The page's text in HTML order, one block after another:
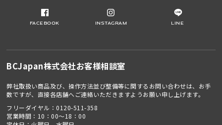
Facebook Instagram LINE
BCJapan株式会社お客様相談室
弊社取扱い商品及び、操作方法並び整備等に関するお問い合わせは、お手
数ですが、直接各店舗へご連絡いただきますようお願い申し上げます。
フリーダイヤル：0120-511-358
営業時間：10：00～18：00